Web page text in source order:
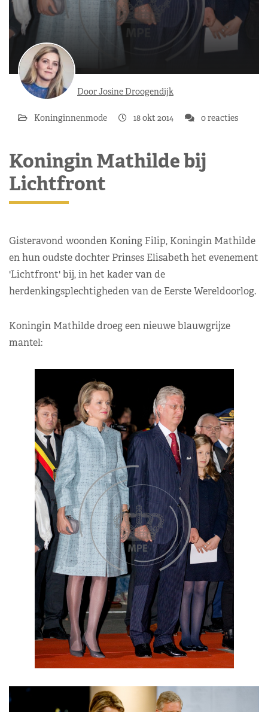
Door Josine Droogendijk
Koninginnenmode 18 okt 2014 0 reacties
Koningin Mathilde bij
Lichtfront
Gisteravond woonden Koning Filip, Koningin Mathilde
en hun oudste dochter Prinses Elisabeth het evenement
'Lichtfront' bij, in het kader van de
herdenkingsplechtigheden van de Eerste Wereldoorlog.
Koningin Mathilde droeg een nieuwe blauwgrijze
mantel: